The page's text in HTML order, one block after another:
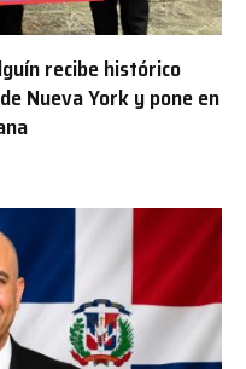
recibe histórico
Nueva York y pone en